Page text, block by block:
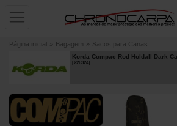
Página inicial » Bagagem » Sacos para Canas
Korda Compac Rod Holdall Dark
[226324]